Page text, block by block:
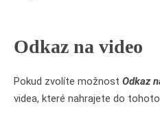
Odkaz na video
Pokud zvolíte možnost Odkaz
videa, které nahrajete do